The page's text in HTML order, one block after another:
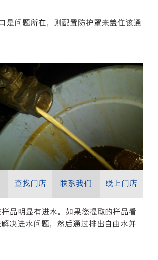
查找门店 联系我们 线上门店
是问题所在，则配置防护罩来盖住该通
品明显有进水。如果您提取的样品看
决进水问题，然后通过排出自由水并